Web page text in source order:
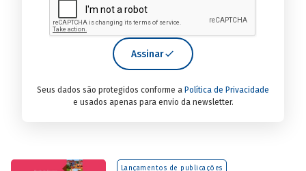
Assinar
Seus dados são protegidos conforme a Política de Privacidade
e usados apenas para envio da newsletter.
Lançamentos de publicações